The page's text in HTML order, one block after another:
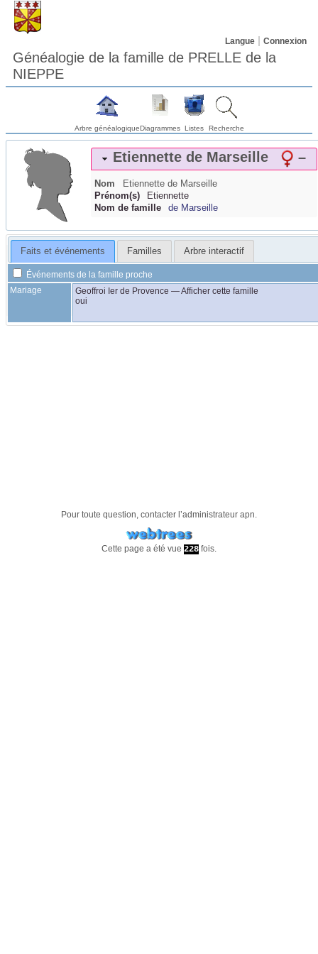
Langue Connexion
Généalogie de la famille de PRELLE de la
NIEPPE
Arbre généalogiqueDiagrammes Listes Recherche
Etiennette de Marseille –
Nom Etiennette de Marseille
Prénom(s)
Etiennette
Nom de famille
de Marseille
Faits et événements Familles Arbre interactif
Événements de la famille proche
Mariage
Geoffroi Ier de Provence —Afficher cette famille
oui
Pour toute question, contacter l’administrateur apn.
Cette page a été vue 228 fois.